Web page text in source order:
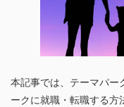
本記事では、テーマパー
ークに就職・転職する方